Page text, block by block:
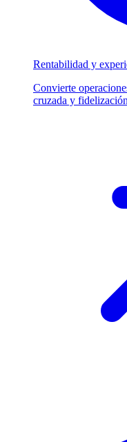
Rentabilidad y
Convierte
cruzada y